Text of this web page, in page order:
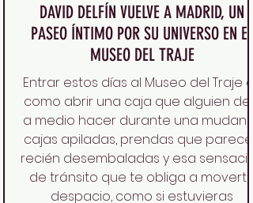
DAVID DELFÍN VUELVE A MADRID, UN
PASEO ÍNTIMO POR SU UNIVERSO EN EL
MUSEO DEL TRAJE
Entrar estos días al Museo del Traje es
como abrir una caja que alguien dejó
a medio hacer durante una mudanza:
cajas apiladas, prendas que parecen
recién desembaladas y esa
de tránsito que te obliga a moverte
despacio, como si estuvieras